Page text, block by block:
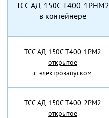
TCC АД-150С-Т400-1РНМ2
в контейнере
TCC АД-150С-Т400-1РМ2
открытое
с электрозапуском
TCC АД-150С-Т400-2РМ2
открытое